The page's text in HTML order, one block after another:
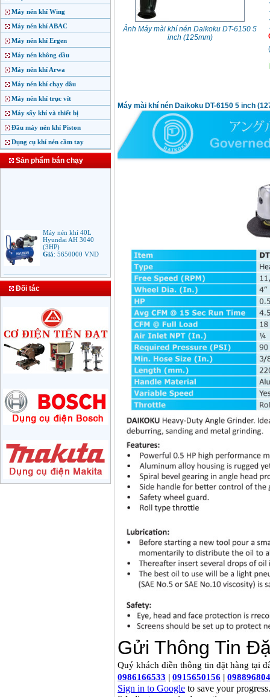
Máy nén khí Wing
Máy nén khí ABAC
Máy nén khí Ergen
Máy nén không dầu
Máy nén khí Arwa
Máy nén khí chạy dầu
Máy nén khí trục vít
Máy sấy khí và thiết bị
Đầu máy nén khí Piston
Dụng cụ khí nén cầm tay
Sản phẩm bán chạy
Hyundai AH 3040
(3HP)
Giá:5650000
Máy nén khí Puma đài
Máy nén khí đầu liền
24L (2,5HP)
Giá:2250000VND
Giá :3150000VND
:24500000VND
Máy nén khí Puma
Đối tác
Ảnh Máy mài khí nén Daikoku DT-6150 5
inch (125mm)
(
Máy mài khí nén Daikoku DT-6150 5 inch